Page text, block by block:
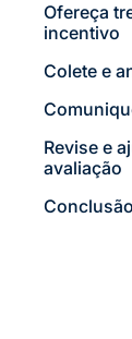
Ofereça
incentivo
Colete e
Revise e
avaliação
Conclusão